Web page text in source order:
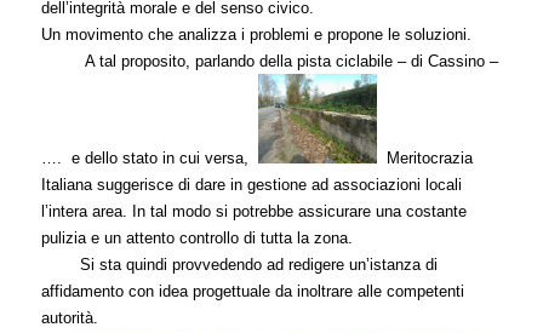
dell’integrità morale e del senso civico.
Un movimento che analizza i problemi e propone le soluzioni.
A tal proposito, parlando della pista ciclabile – di Cassino –
e dello stato in cui versa,
Meritocrazia
Italiana suggerisce di dare in gestione ad associazioni locali
l’intera area. In tal modo si potrebbe assicurare una costante
pulizia e un attento controllo di tutta la zona.
Si sta quindi provvedendo ad redigere un’istanza di
affidamento con idea progettuale da inoltrare alle competenti
autorità.